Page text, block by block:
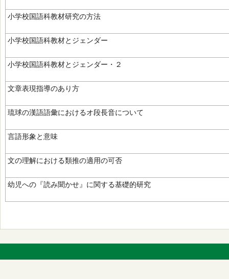
小学校国語科教材研究の方法
小学校国語科教材とジェンダー
小学校国語科教材とジェンダー・２
文章表現指導のあり方
琉球の漢語語彙におけるオ段長音について
言語形象と意味
文の理解における類推の適用の可否
幼児への『読み聞かせ』に関する基礎的研究